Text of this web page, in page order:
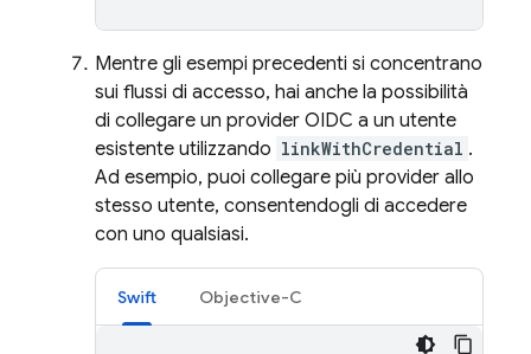
Mentre gli esempi precedenti si concentrano
sui flussi di accesso, hai anche la possibilità
di collegare un provider OIDC a un utente
esistente utilizzando linkWithCredential .
Ad esempio, puoi collegare più provider allo
stesso utente, consentendogli di accedere
con uno qualsiasi.
Swift Objective-C